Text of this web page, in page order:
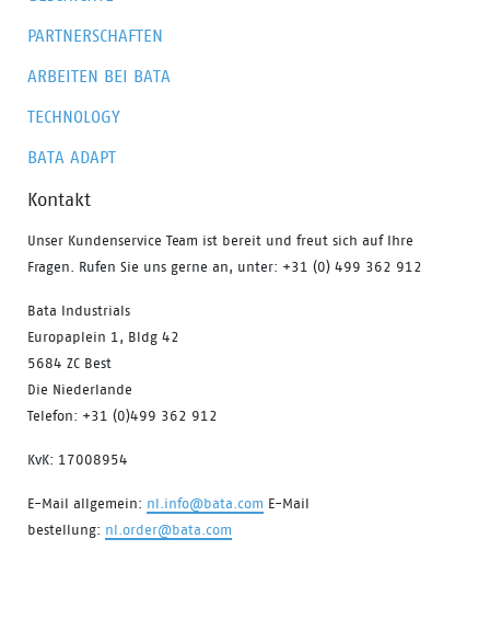
PARTNERSCHAFTEN
ARBEITEN BEI BATA
TECHNOLOGY
BATA ADAPT
Kontakt
Unser Kundenservice Team ist bereit und freut sich auf Ihre
Fragen. Rufen Sie uns gerne an, unter: +31 (0) 499 362 912
Bata Industrials
Europaplein 1, Bldg 42
5684 ZC Best
Die Niederlande
Telefon: +31 (0)499 362 912
KvK: 17008954
E-Mail allgemein: nl.info@bata.com E-Mail
bestellung: nl.order@bata.com